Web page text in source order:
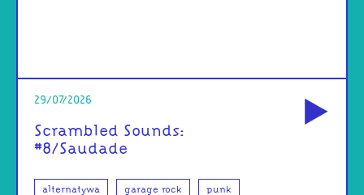
29/07/2026
Scrambled Sounds:
#8/Saudade
alternatywa garage rock punk